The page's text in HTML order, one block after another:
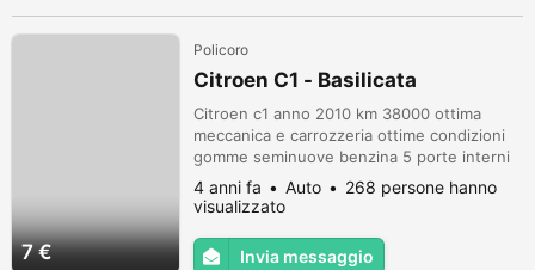
7 €
Policoro
Citroen C1 - Basilicata
Citroen c1 anno 2010 km 38000 ottima
meccanica e carrozzeria ottime condizioni
gomme seminuove benzina 5 porte interni
nuovi 7000 trattabili super telefono:
3661000381
4 anni fa Auto
268 persone hanno
visualizzato
Invia messaggio